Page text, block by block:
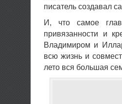
писатель создавал
И, что самое
привязанности и
Владимиром и
всю жизнь и
лето вся большая